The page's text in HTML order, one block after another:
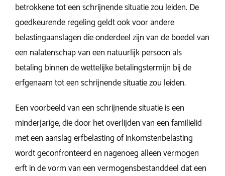
betrokkene tot een schrijnende situatie zou leiden. De
goedkeurende regeling geldt ook voor andere
belastingaanslagen die onderdeel zijn van de boedel van
een nalatenschap van een natuurlijk persoon als
betaling binnen de wettelijke betalingstermijn bij de
erfgenaam tot een schrijnende situatie zou leiden.
Een voorbeeld van een schrijnende situatie is een
minderjarige, die door het overlijden van een familielid
met een aanslag erfbelasting of inkomstenbelasting
wordt geconfronteerd en nagenoeg alleen vermogen
erft in de vorm van een vermogensbestanddeel dat een